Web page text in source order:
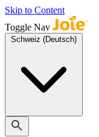
Skip to Content
Toggle Nav
Schweiz (Deutsch)